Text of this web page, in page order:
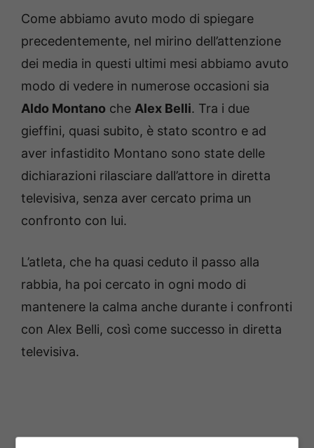
Come abbiamo avuto modo di spiegare
precedentemente, nel mirino dell’attenzione
dei media in questi ultimi mesi abbiamo avuto
modo di vedere in numerose occasioni sia
Aldo Montano che Alex Belli. Tra i due
gieffini, quasi subito, è stato scontro e ad
aver infastidito Montano sono state delle
dichiarazioni rilasciare dall’attore in diretta
televisiva, senza aver cercato prima un
confronto con lui.
L’atleta, che ha quasi ceduto il passo alla
rabbia, ha poi cercato in ogni modo di
mantenere la calma anche durante i confronti
con Alex Belli, così come successo in diretta
televisiva.